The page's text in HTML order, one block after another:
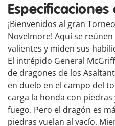
¡Bienvenidos al gran
Novelmore! Aquí se
valientes y miden sus
El intrépido General
de dragones de los
en duelo en el campo del
carga la honda con
fuego. Pero el dragón es
piedras vuelan al vacío.